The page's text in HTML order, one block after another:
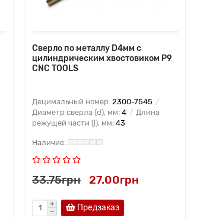
Сверло по металлу D4мм с
цилиндрическим хвостовиком Р9
CNC TOOLS
Децимальный номер: 2300-7545
Диаметр сверла (d), мм: 4
Длина
режущей части (l), мм: 43
33.75грн 27.00грн
Предзаказ